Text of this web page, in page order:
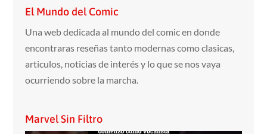
El Mundo del Comic
Una web dedicada al mundo del comic en donde
encontraras reseñas tanto modernas como clasicas,
articulos, noticias de interés y lo que se nos vaya
ocurriendo sobre la marcha.
Marvel Sin Filtro